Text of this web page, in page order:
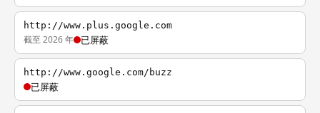
http://www.plus.google.com
截至 2026 年 已屏蔽
http://www.google.com/buzz
已屏蔽